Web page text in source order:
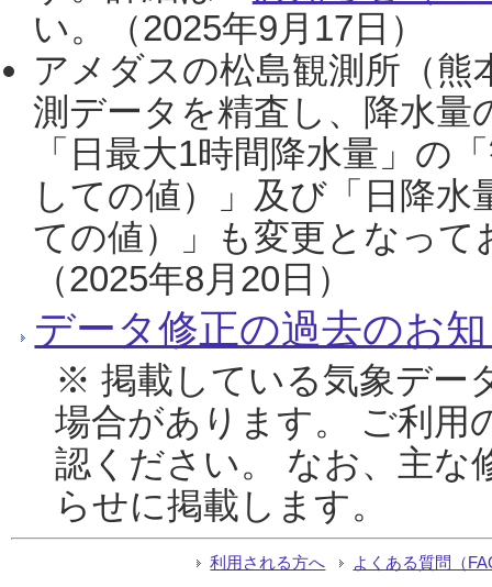
い。（2025年9月17日）
アメダスの松島観測所（熊
測データを精査し、降水
「日最大1時間降水量」の
しての値）」及び「日降
ての値）」も変更となっ
（2025年8月20日）
データ修正の過去のお
※ 掲載している気象デー
場合があります。 ご利用
認ください。 なお、主な
らせに掲載します。
利用される方へ よくある質問（